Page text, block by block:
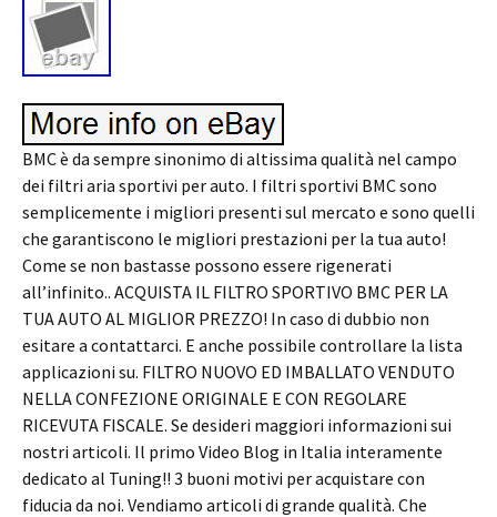
BMC è da sempre sinonimo di altissima qualità nel campo
dei filtri aria sportivi per auto. I filtri sportivi BMC sono
semplicemente i migliori presenti sul mercato e sono quelli
che garantiscono le migliori prestazioni per la tua auto!
Come se non bastasse possono essere rigenerati
all’infinito.. ACQUISTA IL FILTRO SPORTIVO BMC PER LA
TUA AUTO AL MIGLIOR PREZZO! In caso di dubbio non
esitare a contattarci. E anche possibile controllare la lista
applicazioni su. FILTRO NUOVO ED IMBALLATO VENDUTO
NELLA CONFEZIONE ORIGINALE E CON REGOLARE
RICEVUTA FISCALE. Se desideri maggiori informazioni sui
nostri articoli. Il primo Video Blog in Italia interamente
dedicato al Tuning!! 3 buoni motivi per acquistare con
fiducia da noi. Vendiamo articoli di grande qualità. Che